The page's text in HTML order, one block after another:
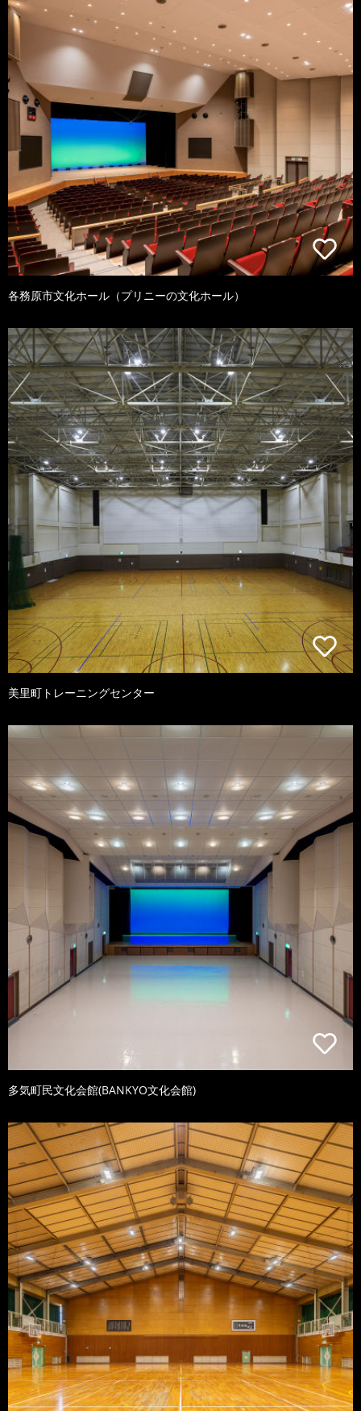
各務原市文化ホール（プリニーの文化ホール）
美里町トレーニングセンター
多気町民文化会館(BANKYO文化会館)